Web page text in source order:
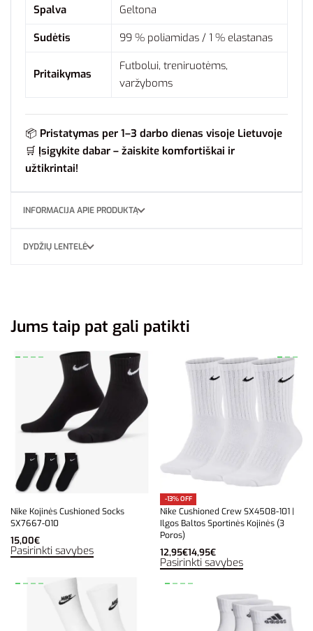
Spalva
Geltona
Sudėtis
99 % poliamidas /1 % elastanas
Pritaikymas
Futbolui,treniruotėms,
varžyboms
📦 Pristatymas per 1–3 darbo dienas visoje Lietuvoje
🛒 Įsigykite dabar – žaiskite komfortiškai ir
užtikrintai!
INFORMACIJA APIE PRODUKTĄ
DYDŽIŲ LENTELĖ
Jums taip pat gali patikti
Nike Kojinės Cushioned Socks
SX7667-010
15,00€
Pasirinkti savybes
-13% OFF
Nike Cushioned Crew SX4508-101 |
Ilgos Baltos Sportinės Kojinės (3
Poros)
12,95€14,95€
Pasirinkti savybes